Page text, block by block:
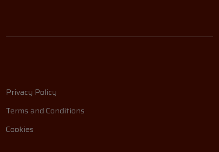
Privacy Policy
Terms and Conditions
Cookies